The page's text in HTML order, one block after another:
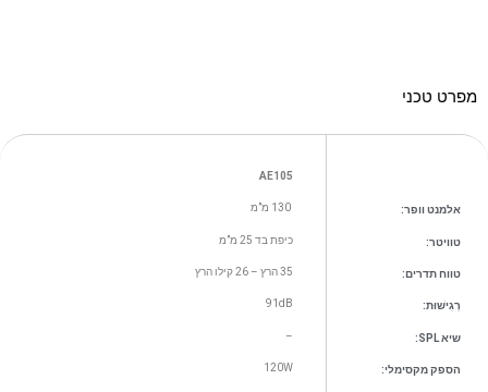
מפרט טכני
אלמנט וופר:
טוויטר:
טווח תדרים:
רְגִישׁוּת:
שיא SPL:
הספק מקסימלי:
AE105
כיפת בד 25 מ”מ
35 הרץ – 26 קילו הרץ
91dB
–
120W